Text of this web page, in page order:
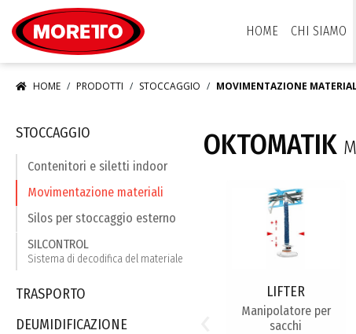
HOME
CHI SIAMO
HOME PRODOTTI STOCCAGGIO MOVIMENTAZIONE
OKTOMATIK
LIFTER
Manipolatore per
sacchi
STOCCAGGIO
Contenitori e siletti indoor
Movimentazione materiali
Silos per stoccaggio esterno
SILCONTROL
Sistema di decodifica del materiale
TRASPORTO
DEUMIDIFICAZIONE